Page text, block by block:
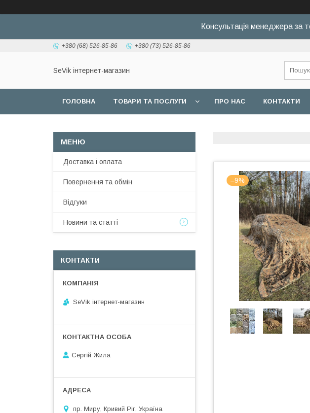
Консультація менеджера за
+380 (68) 526-85-86 +380 (73) 526-85-86
SeVik інтернет-магазин
ГОЛОВНА ТОВАРИ ТА ПОСЛУГИ ПРО НАС КОНТАКТИ
–9%
Доставка і оплата
Повернення та обмін
Відгуки
Новини та статті
КОНТАКТИ
SeVik інтернет-магазин
Сергій Жила
пр. Миру, Кривий Ріг, Україна